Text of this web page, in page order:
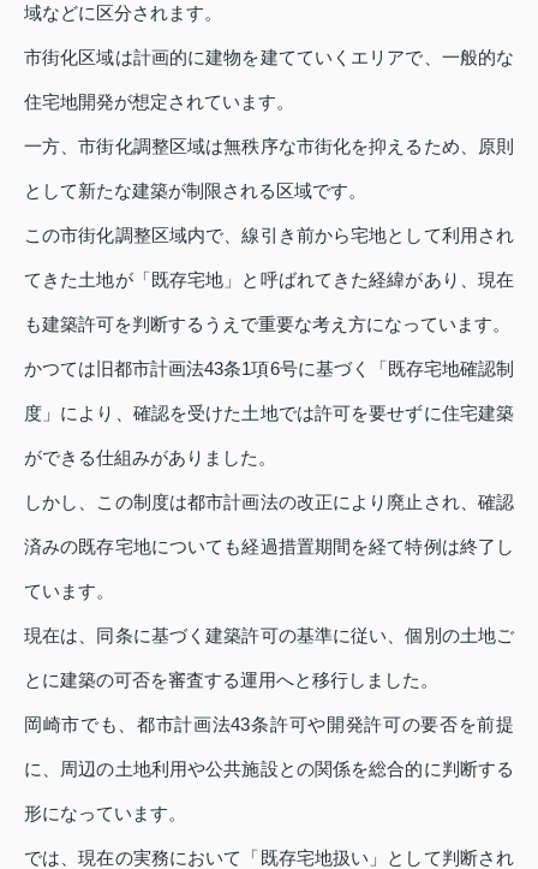
域などに区分されます。
市街化区域は計画的に建物を建てていくエリアで、一般的な
住宅地開発が想定されています。
一方、市街化調整区域は無秩序な市街化を抑えるため、原則
として新たな建築が制限される区域です。
この市街化調整区域内で、線引き前から宅地として利用され
てきた土地が「既存宅地」と呼ばれてきた経緯があり、現在
も建築許可を判断するうえで重要な考え方になっています。
かつては旧都市計画法43条1項6号に基づく「既存宅地確認制
度」により、確認を受けた土地では許可を要せずに住宅建築
ができる仕組みがありました。
しかし、この制度は都市計画法の改正により廃止され、確認
済みの既存宅地についても経過措置期間を経て特例は終了し
ています。
現在は、同条に基づく建築許可の基準に従い、個別の土地ご
とに建築の可否を審査する運用へと移行しました。
岡崎市でも、都市計画法43条許可や開発許可の要否を前提
に、周辺の土地利用や公共施設との関係を総合的に判断する
形になっています。
では、現在の実務において「既存宅地扱い」として判断され